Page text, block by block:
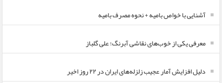
آشنایی با خواص بامیه + نحوه مصرف بامیه
معرفی یکی از خوب‌های نقاشی آبرنگ؛ علی گلباز
دلیل افزایش آمار عجیب زلزله‌های ایران در ۲۲ روز اخیر